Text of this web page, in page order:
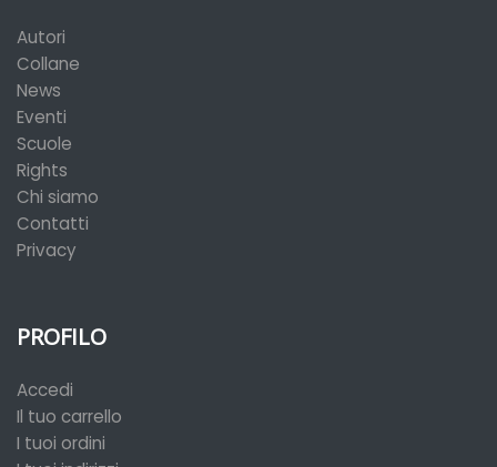
Autori
Collane
News
Eventi
Scuole
Rights
Chi siamo
Contatti
Privacy
PROFILO
Accedi
Il tuo carrello
I tuoi ordini